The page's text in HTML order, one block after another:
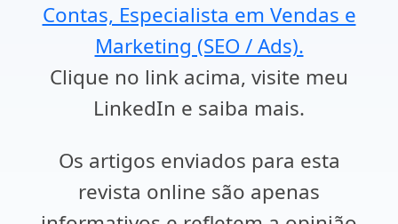
Contas, Especialista em Vendas e
Marketing (SEO / Ads).
Clique no link acima, visite meu
LinkedIn e saiba mais.
Os artigos enviados para esta
revista online são apenas